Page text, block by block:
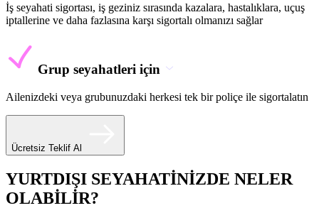
İş seyahati sigortası, iş geziniz sırasında kazalara, hastalıklara, uçuş
iptallerine ve daha fazlasına karşı sigortalı olmanızı sağlar
Grup seyahatleri için
Ailenizdeki veya grubunuzdaki herkesi tek bir poliçe ile sigortalatın
Ücretsiz Teklif Al
YURTDIŞI SEYAHATİNİZDE NELER
OLABİLİR?